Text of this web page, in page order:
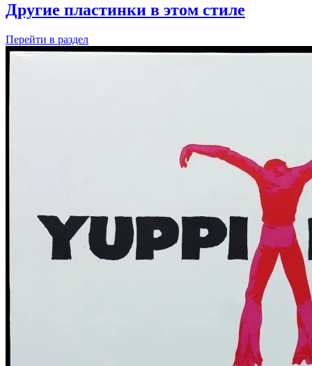
Другие пластинки в этом стиле
Перейти в раздел